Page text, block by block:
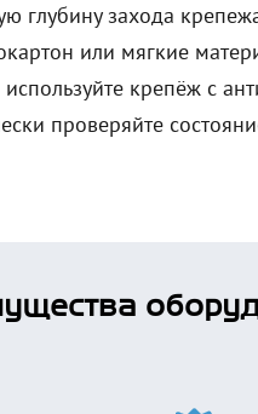
глубину захода
или мягкие
крепёж с
проверяйте